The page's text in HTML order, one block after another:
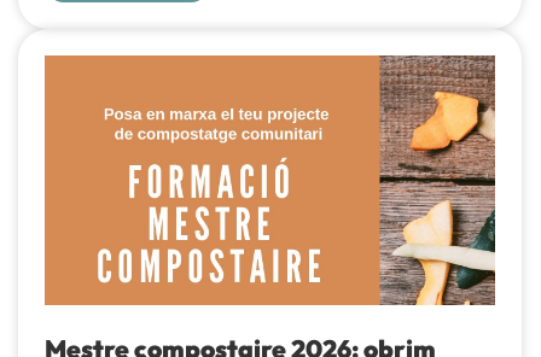
Mestre compostaire 2026: obrim